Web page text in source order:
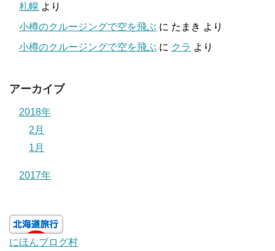
札幌 より
小樽のクルージングで空を飛ぶ に たまき より
小樽のクルージングで空を飛ぶ に クラ より
アーカイブ
2018年
2月
1月
2017年
にほんブログ村